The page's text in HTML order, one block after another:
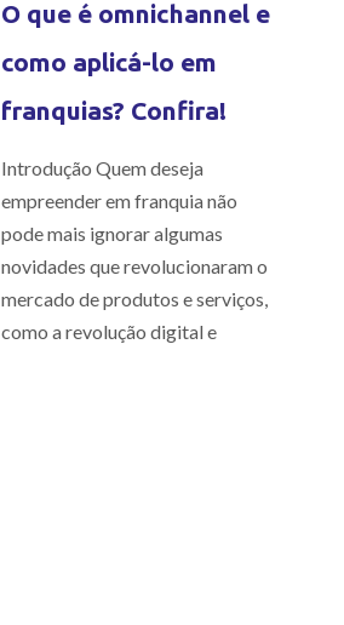
O que é omnichannel e
como aplicá-lo em
franquias? Confira!
Introdução Quem deseja
empreender em franquia não
pode mais ignorar algumas
novidades que revolucionaram o
mercado de produtos e serviços,
como a revolução digital e